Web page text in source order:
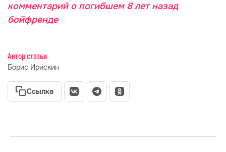
комментарий о погибшем 8 лет назад
бойфренде
Автор статьи
Борис Ирискин
Ссылка